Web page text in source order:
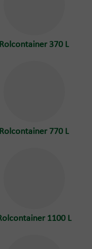
Rolcontainer 370 L
Rolcontainer 770 L
1100 L